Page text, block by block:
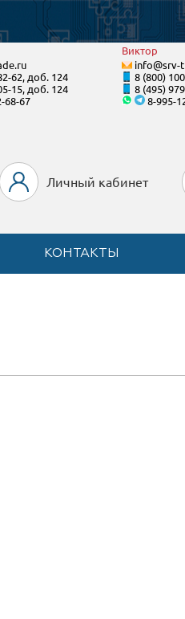
62, доб. 124
15, доб. 124
68-67
Виктор
info@srv-
8 (800)
8 (495)
8-995-
КОНТАКТЫ
Личный кабинет